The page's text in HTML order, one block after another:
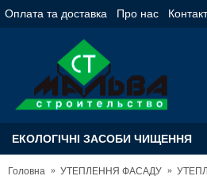
Оплата та доставка Про нас
ЕКОЛОГІЧНІ ЗАСОБИ ЧИЩЕННЯ
Головна УТЕПЛЕННЯ ФАСАДУ